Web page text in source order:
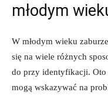
młodym
W​ młodym wieku
się na‍ wiele różnych
do przy identyfikacji. Oto
mogą wskazywać na